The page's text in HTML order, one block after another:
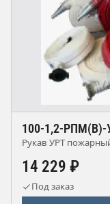
100-1,2-РПМ(В)-
Рукав УРТ
14 229 ₽
Под заказ